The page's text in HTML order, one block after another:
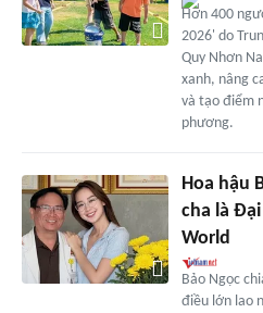
Hơn 400
2026' do
Quy Nhơn
xanh, nâng
và tạo điểm
phương.
Hoa hậu
cha là
World
Bảo Ngọc
điều lớn lao